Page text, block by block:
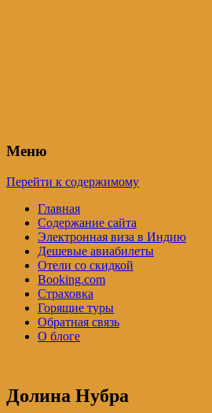
Меню
Перейти к содержимому
Главная
Содержание сайта
Электронная виза в Индию
Дешевые авиабилеты
Отели со скидкой
Booking.com
Страховка
Горящие туры
Обратная связь
О блоге
Долина Нубра